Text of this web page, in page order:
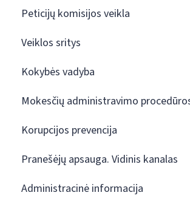
Peticijų komisijos veikla
Veiklos sritys
Kokybės vadyba
Mokesčių administravimo
Korupcijos prevencija
Pranešėjų apsauga. Vidinis kanalas
Administracinė informacija